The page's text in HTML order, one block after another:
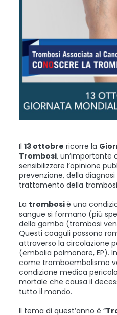
Il13 ottobre ricorre la
Trombosi, un’importante
sensibilizzare l’opinione
prevenzione, della
trattamento della
La trombosiè una
sangue si formano (più
della gamba (trombosi
Questi coaguli possono
attraverso la circolazione
(embolia polmonare, EP).
come tromboembolismo
condizione medica
mortale che causa il
tutto il mondo.
Il tema di quest’anno è “